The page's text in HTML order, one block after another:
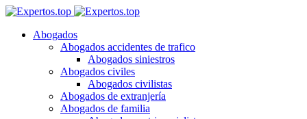
Abogados
Abogados accidentes de trafico
Abogados siniestros
Abogados civiles
Abogados civilistas
Abogados de extranjería
Abogados de familia